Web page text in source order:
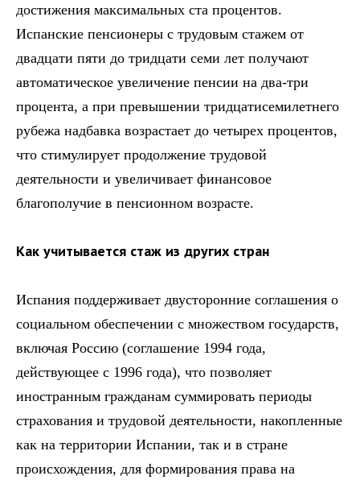
достижения максимальных ста процентов.
Испанские пенсионеры с трудовым стажем от
двадцати пяти до тридцати семи лет получают
автоматическое увеличение пенсии на два-три
процента, а при превышении тридцатисемилетнего
рубежа надбавка возрастает до четырех процентов,
что стимулирует продолжение трудовой
деятельности и увеличивает финансовое
благополучие в пенсионном возрасте.
Как учитывается стаж из других стран
Испания поддерживает двусторонние соглашения о
социальном обеспечении с множеством государств,
включая Россию (соглашение 1994 года,
действующее с 1996 года), что позволяет
иностранным гражданам суммировать периоды
страхования и трудовой деятельности, накопленные
как на территории Испании, так и в стране
происхождения, для формирования права на